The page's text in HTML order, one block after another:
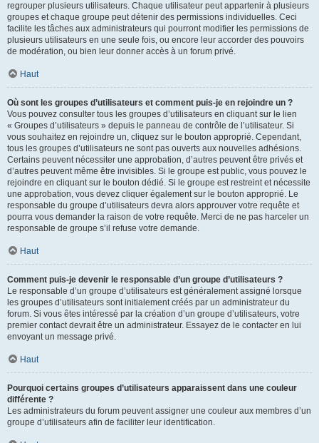
regrouper plusieurs utilisateurs. Chaque utilisateur peut appartenir à plusieurs
groupes et chaque groupe peut détenir des permissions individuelles. Ceci
facilite les tâches aux administrateurs qui pourront modifier les permissions de
plusieurs utilisateurs en une seule fois, ou encore leur accorder des pouvoirs
de modération, ou bien leur donner accès à un forum privé.
Haut
Où sont les groupes d’utilisateurs et comment puis-je en rejoindre un ?
Vous pouvez consulter tous les groupes d’utilisateurs en cliquant sur le lien
« Groupes d’utilisateurs » depuis le panneau de contrôle de l’utilisateur. Si
vous souhaitez en rejoindre un, cliquez sur le bouton approprié. Cependant,
tous les groupes d’utilisateurs ne sont pas ouverts aux nouvelles adhésions.
Certains peuvent nécessiter une approbation, d’autres peuvent être privés et
d’autres peuvent même être invisibles. Si le groupe est public, vous pouvez le
rejoindre en cliquant sur le bouton dédié. Si le groupe est restreint et nécessite
une approbation, vous devez cliquer également sur le bouton approprié. Le
responsable du groupe d’utilisateurs devra alors approuver votre requête et
pourra vous demander la raison de votre requête. Merci de ne pas harceler un
responsable de groupe s’il refuse votre demande.
Haut
Comment puis-je devenir le responsable d’un groupe d’utilisateurs ?
Le responsable d’un groupe d’utilisateurs est généralement assigné lorsque
les groupes d’utilisateurs sont initialement créés par un administrateur du
forum. Si vous êtes intéressé par la création d’un groupe d’utilisateurs, votre
premier contact devrait être un administrateur. Essayez de le contacter en lui
envoyant un message privé.
Haut
Pourquoi certains groupes d’utilisateurs apparaissent dans une couleur
différente ?
Les administrateurs du forum peuvent assigner une couleur aux membres d’un
groupe d’utilisateurs afin de faciliter leur identification.